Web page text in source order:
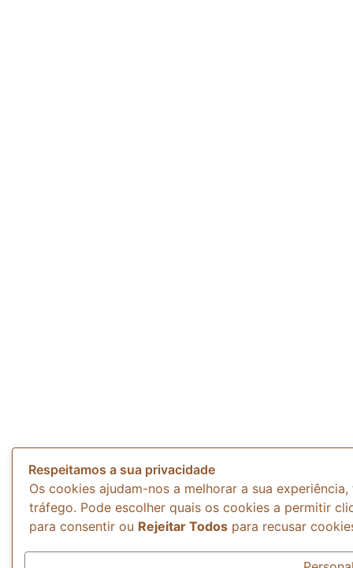
Respeitamos a sua privacidade
Os cookies ajudam-nos a melhorar a sua
tráfego. Pode escolher quais os cookies a permitir
para consentir ou Rejeitar Todos para recusar